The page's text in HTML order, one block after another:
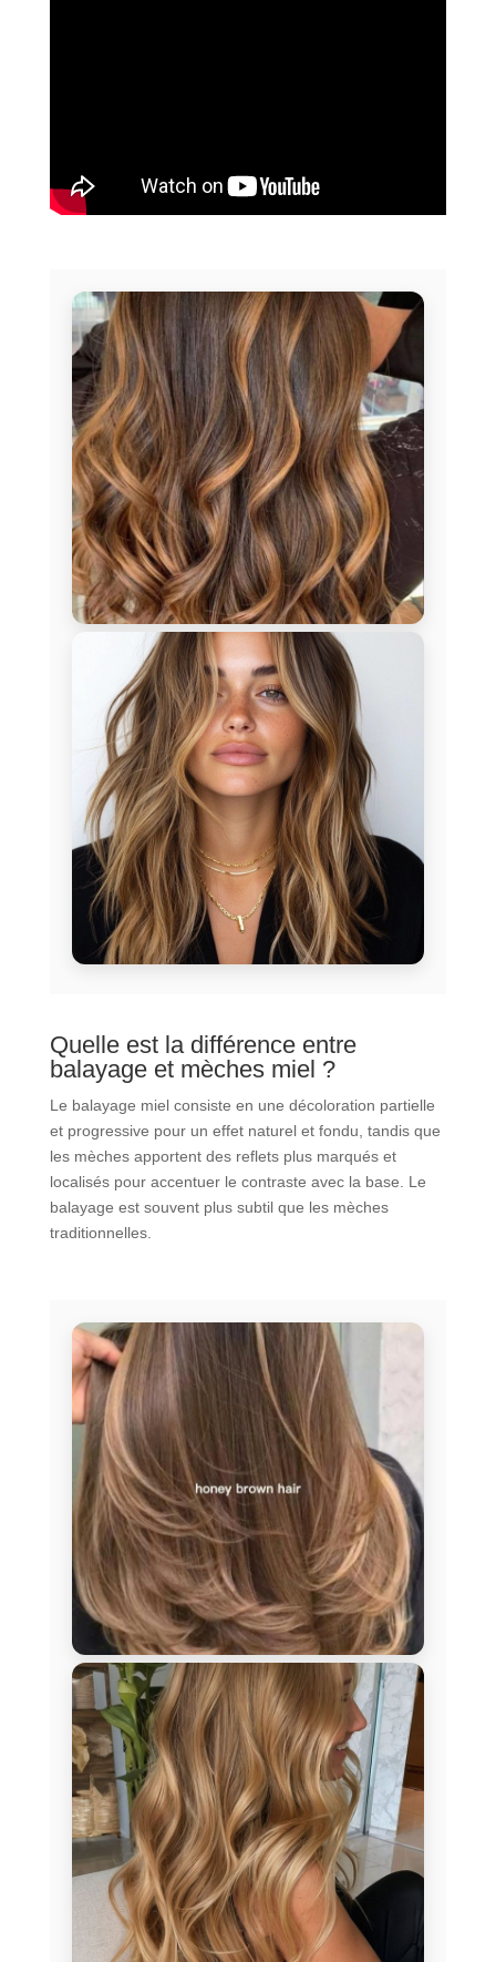
Quelle est la différence entre
balayage et mèches miel ?
Le balayage miel consiste en une décoloration partielle
et progressive pour un effet naturel et fondu, tandis que
les mèches apportent des reflets plus marqués et
localisés pour accentuer le contraste avec la base. Le
balayage est souvent plus subtil que les mèches
traditionnelles.